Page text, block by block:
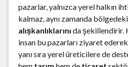
pazarlar, yalnızca yerel halkın
kalmaz, aynı zamanda bölgedeki
alışkanlıklarını da şekillendirir.
insan bu pazarları ziyaret
yanı sıra yerel üreticilere de